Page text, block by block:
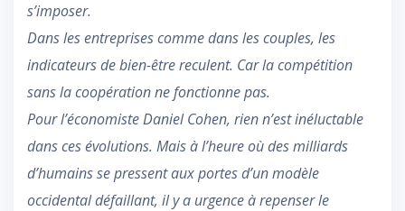
s’imposer.
Dans les entreprises comme dans les couples, les
indicateurs de bien-être reculent. Car la compétition
sans la coopération ne fonctionne pas.
Pour l’économiste Daniel Cohen, rien n’est inéluctable
dans ces évolutions. Mais à l’heure où des milliards
d’humains se pressent aux portes d’un modèle
occidental défaillant, il y a urgence à repenser le